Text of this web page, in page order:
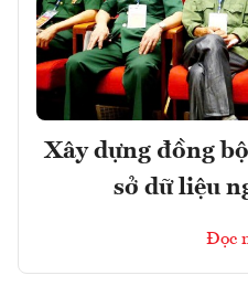
Xây dựng đồng
sở dữ liệu
Đọc